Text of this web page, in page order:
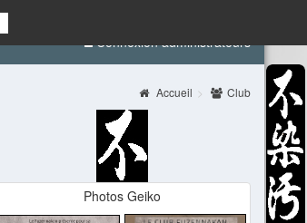
Connexion administrateurs
Accueil Club
Photos Geiko